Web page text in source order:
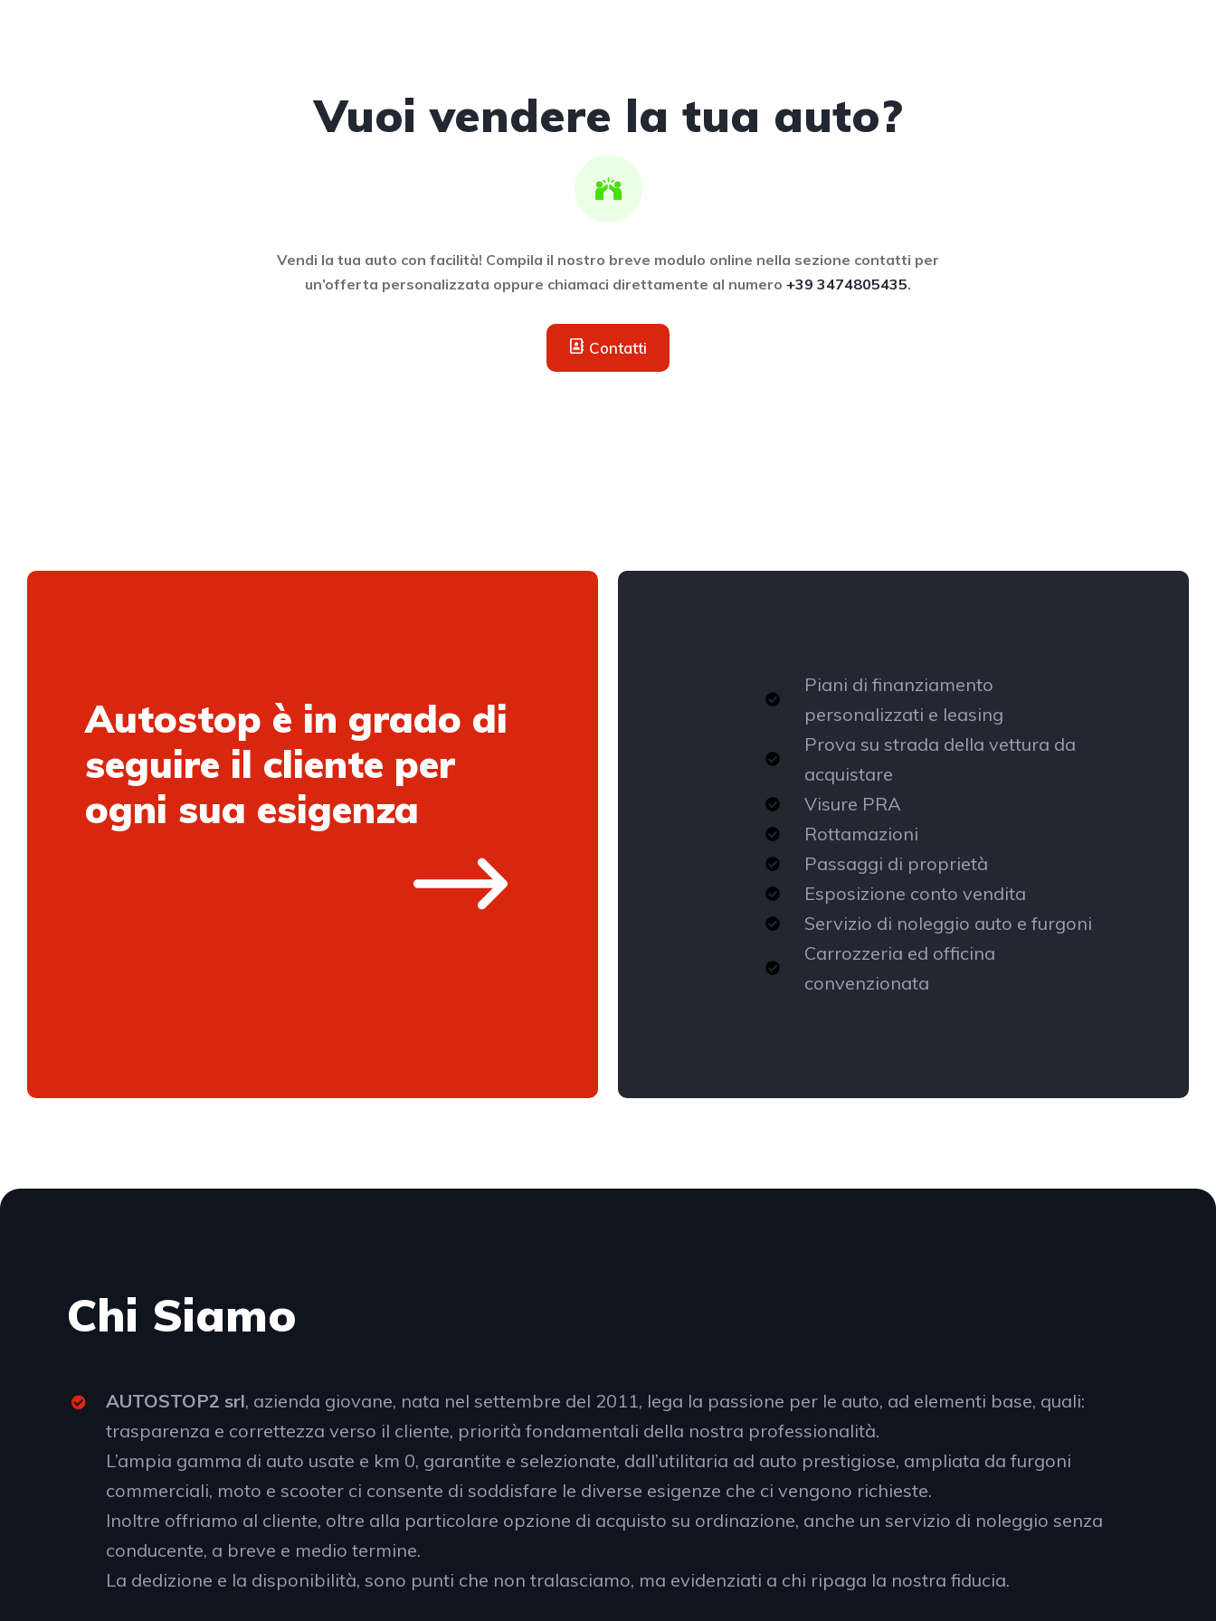
Vuoi vendere la tua auto?
Vendi la tua auto con facilità! Compila il nostro breve modulo online nella sezione contatti per
un’offerta personalizzata oppure chiamaci direttamente al numero +39 3474805435.
Contatti
Autostop è in grado di
seguire il cliente per
ogni sua esigenza
Piani di finanziamento
personalizzati e leasing
Prova su strada della vettura da
acquistare
Visure PRA
Rottamazioni
Passaggi di proprietà
Esposizione conto vendita
Servizio di noleggio auto e furgoni
Carrozzeria ed officina
convenzionata
Chi Siamo
AUTOSTOP2 srl, azienda giovane, nata nel settembre del 2011, lega la passione per le auto, ad elementi base, quali:
trasparenza e correttezza verso il cliente, priorità fondamentali della nostra professionalità.
L’ampia gamma di auto usate e km 0, garantite e selezionate, dall’utilitaria ad auto prestigiose, ampliata da furgoni
commerciali, moto e scooter ci consente di soddisfare le diverse esigenze che ci vengono richieste.
Inoltre offriamo al cliente, oltre alla particolare opzione di acquisto su ordinazione, anche un servizio di noleggio senza
conducente, a breve e medio termine.
La dedizione e la disponibilità, sono punti che non tralasciamo, ma evidenziati a chi ripaga la nostra fiducia.